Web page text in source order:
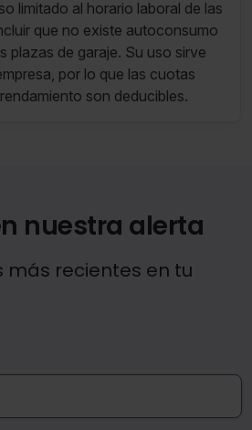
limitado al horario laboral de las
que no existe autoconsumo
plazas de garaje. Su uso sirve
por lo que las cuotas
son deducibles.
nuestra alerta
más recientes en tu